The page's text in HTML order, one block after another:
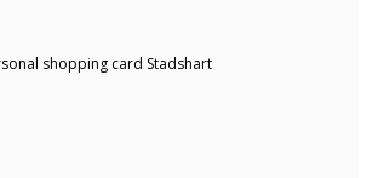
shopping card Stadshart